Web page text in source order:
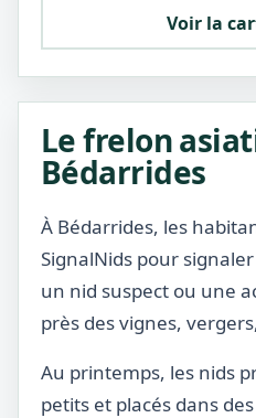
Voir la
Le frelon
Bédarrides
À Bédarrides, les
SignalNids pour
un nid suspect ou une
près des vignes,
Au printemps, les nids
petits et placés dans